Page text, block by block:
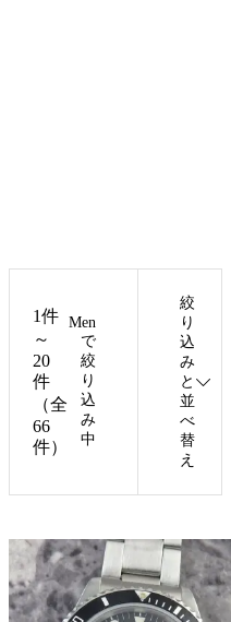
1件
～
20
件
（全
66
件）
Men
で
絞
り
込
み
中
絞
り
込
み
と
並
べ
替
え